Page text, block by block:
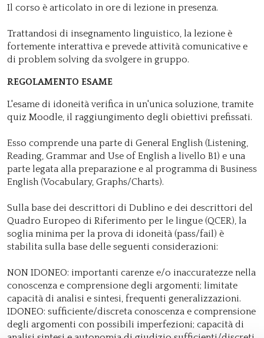
Il corso è articolato in ore di lezione in presenza.
Trattandosi di insegnamento linguistico, la lezione è
fortemente interattiva e prevede attività comunicative e
di problem solving da svolgere in gruppo.
REGOLAMENTO ESAME
L'esame di idoneità verifica in un'unica soluzione, tramite
quiz Moodle, il raggiungimento degli obiettivi prefissati.
Esso comprende una parte di General English (Listening,
Reading, Grammar and Use of English a livello B1) e una
parte legata alla preparazione e al programma di Business
English (Vocabulary, Graphs/Charts).
Sulla base dei descrittori di Dublino e dei descrittori del
Quadro Europeo di Riferimento per le lingue (QCER), la
soglia minima per la prova di idoneità (pass/fail) è
stabilita sulla base delle seguenti considerazioni:
NON IDONEO: importanti carenze e/o inaccuratezze nella
conoscenza e comprensione degli argomenti; limitate
capacità di analisi e sintesi, frequenti generalizzazioni.
IDONEO: sufficiente/discreta conoscenza e comprensione
degli argomenti con possibili imperfezioni; capacità di